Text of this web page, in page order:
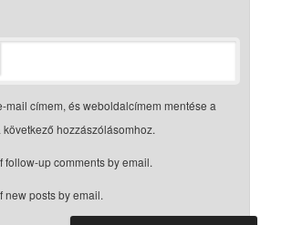
mail címem, és weboldalcímem mentése a
hozzászólásomhoz.
follow-up comments by email.
new posts by email.